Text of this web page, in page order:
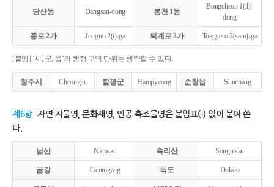
당산동 Dangsan-dong 봉천 1동
Bongcheon 1(il)-
dong
종로 2가 Jongno 2(i)-ga 퇴계로 3가 Toegyero 3(sam)-ga
[붙임] ‘시, 군, 읍’의 행정 구역 단위는 생략할 수 있다.
청주시 Cheongju 함평군 Hampyeong 순창읍 Sunchang
제6항 자연 지물명, 문화재명, 인공 축조물명은 붙임표(-) 없이 붙여 쓴
다.
남산 Namsan 속리산 Songnisan
금강 Geumgang 독도 Dokdo